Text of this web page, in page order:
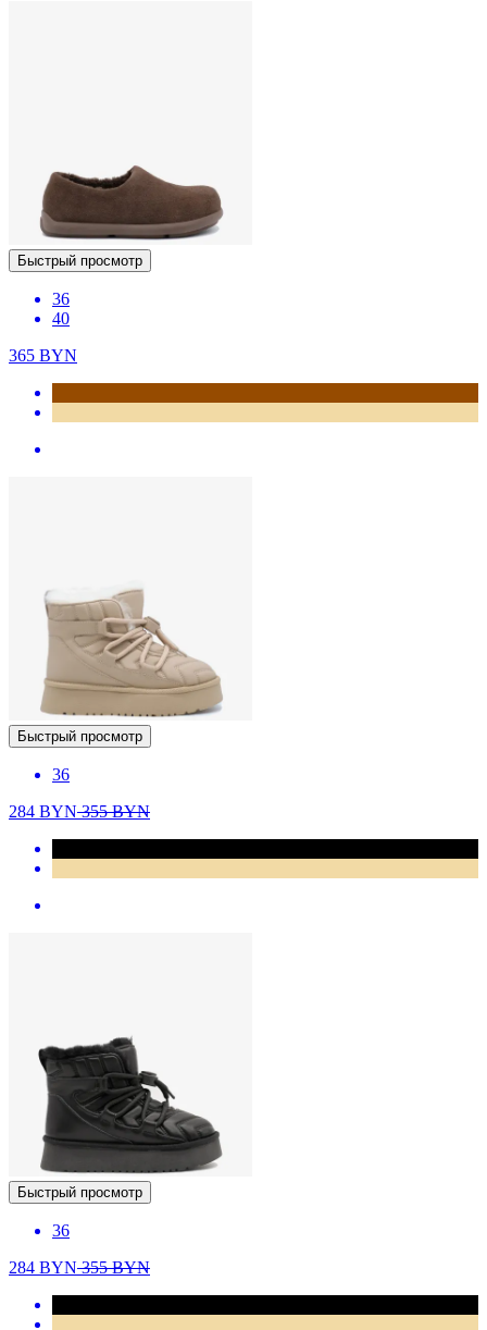
Быстрый просмотр
36
40
365 BYN
Быстрый просмотр
36
284 BYN355BYN
Быстрый просмотр
36
284 BYN355BYN